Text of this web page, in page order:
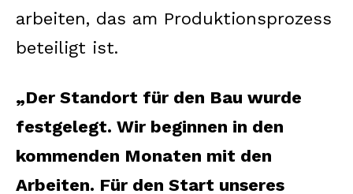
arbeiten, das am Produktionsprozess
beteiligt ist.
„Der Standort für den Bau wurde
festgelegt. Wir beginnen in den
kommenden Monaten mit den
Arbeiten. Für den Start unseres